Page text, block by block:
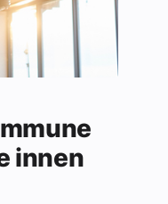
innen